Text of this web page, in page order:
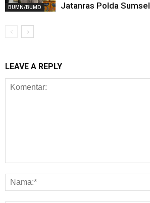
BUMN/BUMD
Jatanras Polda Sumsel
LEAVE A REPLY